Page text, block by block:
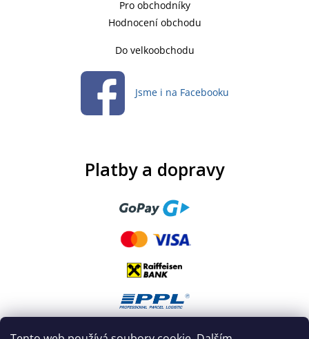
Pro obchodníky
Hodnocení obchodu
Do velkoobchodu
Jsme i na Facebooku
Platby a dopravy